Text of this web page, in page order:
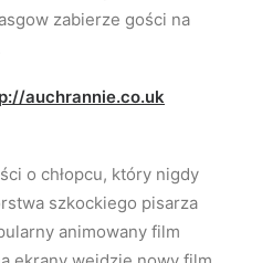
zabierze gości na
auchrannie.co.uk
o chłopcu, który nigdy
szkockiego pisarza
animowany film